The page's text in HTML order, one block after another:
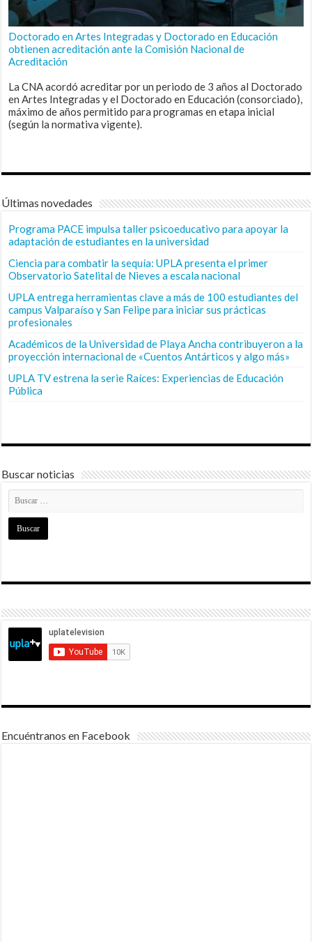
Doctorado en Artes Integradas y Doctorado en Educación
obtienen acreditación ante la Comisión Nacional de
Acreditación
La CNA acordó acreditar por un periodo de 3 años al Doctorado
en Artes Integradas y el Doctorado en Educación (consorciado),
máximo de años permitido para programas en etapa inicial
(según la normativa vigente).
Últimas novedades
Programa PACE impulsa taller psicoeducativo para apoyar la
adaptación de estudiantes en la universidad
Ciencia para combatir la sequía: UPLA presenta el primer
Observatorio Satelital de Nieves a escala nacional
UPLA entrega herramientas clave a más de 100 estudiantes del
campus Valparaíso y San Felipe para iniciar sus prácticas
profesionales
Académicos de la Universidad de Playa Ancha contribuyeron a la
proyección internacional de «Cuentos Antárticos y algo más»
UPLA TV estrena la serie Raíces: Experiencias de Educación
Pública
Buscar noticias
Encuéntranos en Facebook